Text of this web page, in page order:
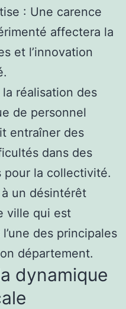
: Une carence
affectera la
et l’innovation
réalisation des
de personnel
entraîner des
dans des
pour la collectivité.
un désintérêt
ville qui est
des principales
département.
dynamique